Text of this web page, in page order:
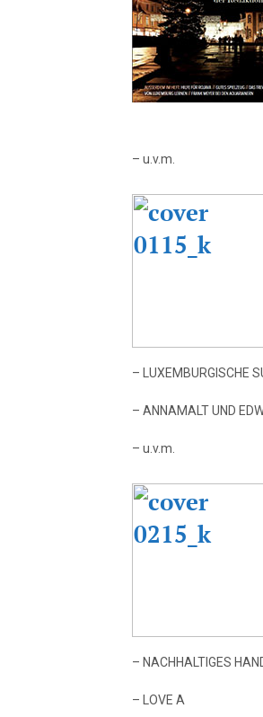
– u.v.m.
– LUXEMBURGISCHE
– ANNAMALT UND
– u.v.m.
– NACHHALTIGES
– LOVE A